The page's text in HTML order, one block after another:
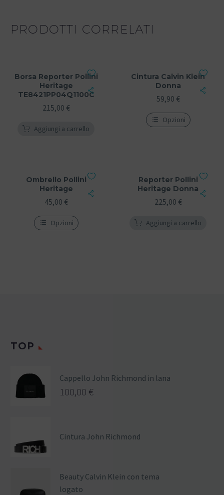
PRODOTTI CORRELATI
Borsa Reporter Pollini
Heritage
TE8421PP04Q1100C
215,00 €
Aggiungi a carrello
Cintura Calvin Klein
Donna
59,90 €
Opzioni
Ombrello Pollini
Heritage
45,00 €
Opzioni
Reporter Pollini
Heritage Donna
225,00 €
Aggiungi a carrello
TOP
Cappello John Richmond in lana
100,00 €
Cintura John Richmond
Beauty Calvin Klein con tema
logato